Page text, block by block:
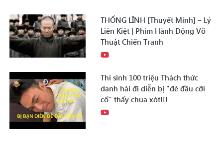
THỐNG LĨNH [Thuyết Minh] – Lý
Liên Kiệt | Phim Hành Động Võ
Thuật Chiến Tranh
Thí sinh 100 triệu Thách thức
danh hài đi diễn bị "đè đầu cỡi
cổ" thấy chua xót!!!